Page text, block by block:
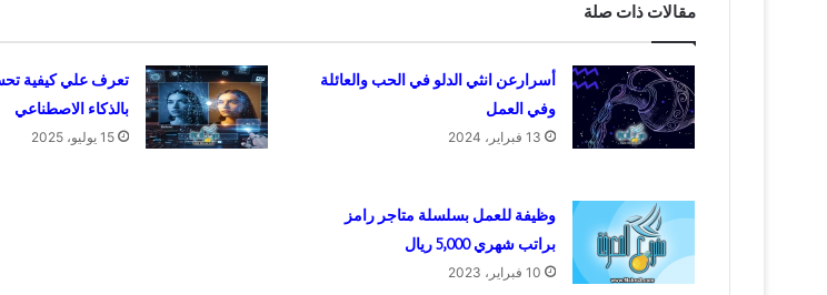
مقالات ذات صلة
أسرارعن انثي الدلو في الحب والعائلة
وفي العمل
13 فبراير، 2024
تعرف علي كيفية
بالذكاء الاصطناعي
15 يوليو، 2025
وظيفة للعمل بسلسلة متاجر رامز
براتب شهري 5,000 ريال
10 فبراير، 2023